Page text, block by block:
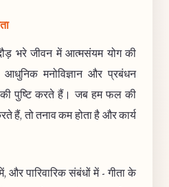
भरे जीवन में आत्मसंयम योग की
आधुनिक मनोविज्ञान और प्रबंधन
की पुष्टि करते हैं। जब हम फल की
हैं, तो तनाव कम होता है और कार्य
और पारिवारिक संबंधों में - गीता के